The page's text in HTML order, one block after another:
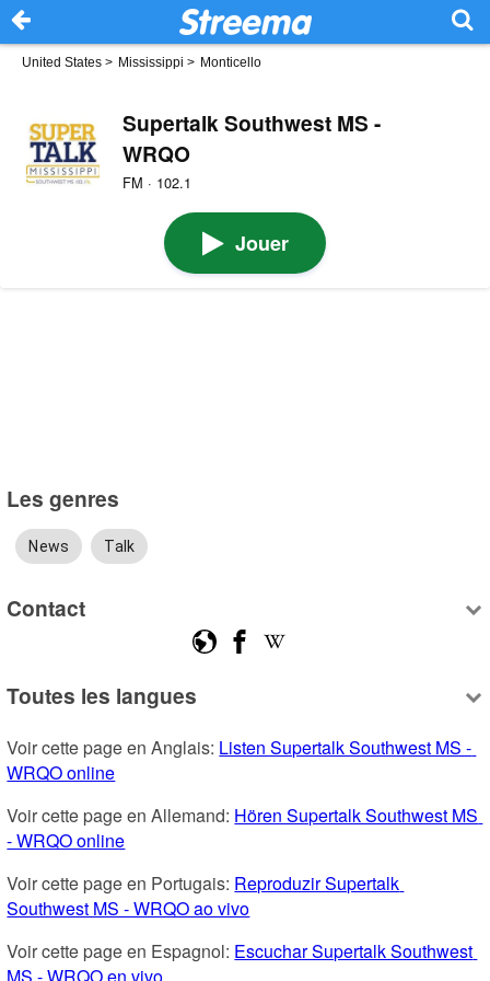
United States > Mississippi > Monticello
Supertalk Southwest MS -
WRQO
FM · 102.1
Jouer
Les genres
News Talk
Contact
Toutes les langues
Voir cette page en Anglais: Listen Supertalk Southwest MS -
WRQO online
Voir cette page en Allemand: Hören Supertalk Southwest MS
- WRQO online
Voir cette page en Portugais: Reproduzir Supertalk
Southwest MS - WRQO ao vivo
Voir cette page en Espagnol: Escuchar Supertalk Southwest
MS - WRQO en vivo